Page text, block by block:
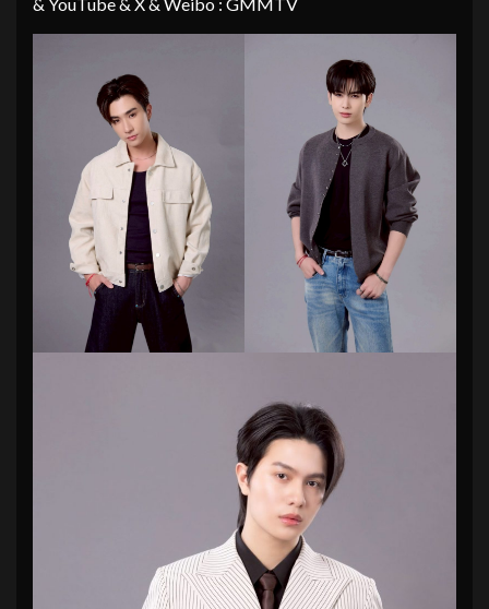
& YouTube & X & Weibo : GMMTV